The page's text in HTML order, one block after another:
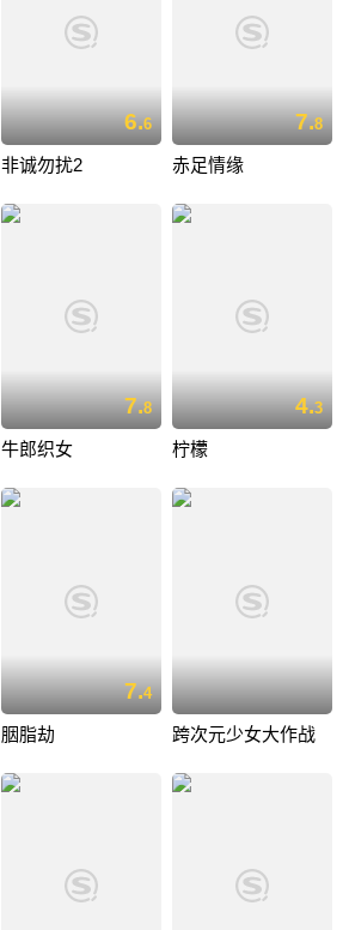
6.6
非诚勿扰2
7.8
赤足情缘
7.8
牛郎织女
4.3
柠檬
7.4
胭脂劫 跨次元少女大作战